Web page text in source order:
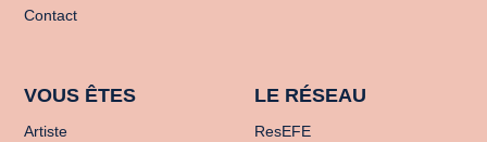
Contact
VOUS ÊTES
Artiste
LE RÉSEAU
ResEFE